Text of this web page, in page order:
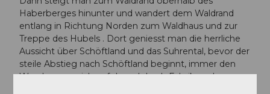
Haberberges hinunter und wandert dem Waldrand
entlang in Richtung Norden zum Waldhaus und zur
Treppe des Hubels . Dort geniesst man die herrliche
Aussicht über Schöftland und das Suhrental, bevor der
steile Abstieg nach Schöftland beginnt, immer den
Wanderwegzeichen folgend durch Fabrikareale